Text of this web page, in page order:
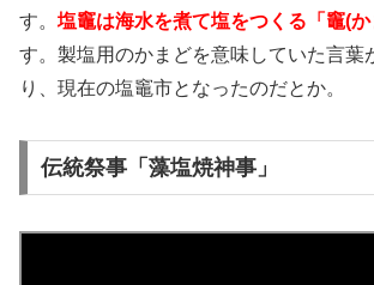
す。 塩竈は海水を煮て塩をつくる「竈(か
す。製塩用のかまどを意味していた言葉
り、現在の塩竈市となったのだとか。
伝統祭事「藻塩焼神事」